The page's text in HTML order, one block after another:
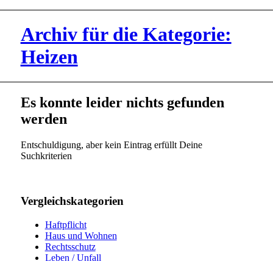
Archiv für die Kategorie:
Heizen
Es konnte leider nichts gefunden
werden
Entschuldigung, aber kein Eintrag erfüllt Deine
Suchkriterien
Vergleichskategorien
Haftpflicht
Haus und Wohnen
Rechtsschutz
Leben / Unfall